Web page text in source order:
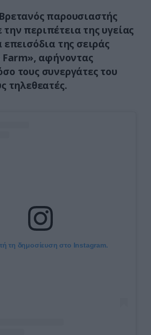
παρουσιαστής
περιπέτεια της υγείας
της σειράς
Farm», αφήνοντας
τους συνεργάτες του
τηλεθεατές.
τη δημοσίευση στο Instagram.